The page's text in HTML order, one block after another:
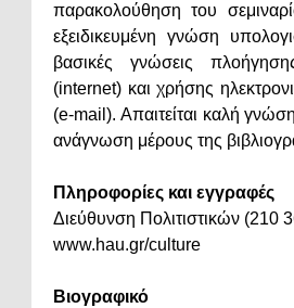
παρακολούθηση του
εξειδικευμένη γνώση
βασικές γνώσεις
(internet) και χρήσης
(e-mail). Απαιτείται καλή
ανάγνωση μέρους της
Πληροφορίες και εγγραφές
Διεύθυνση Πολιτιστικών (210
www.hau.gr/culture
Βιογραφικό